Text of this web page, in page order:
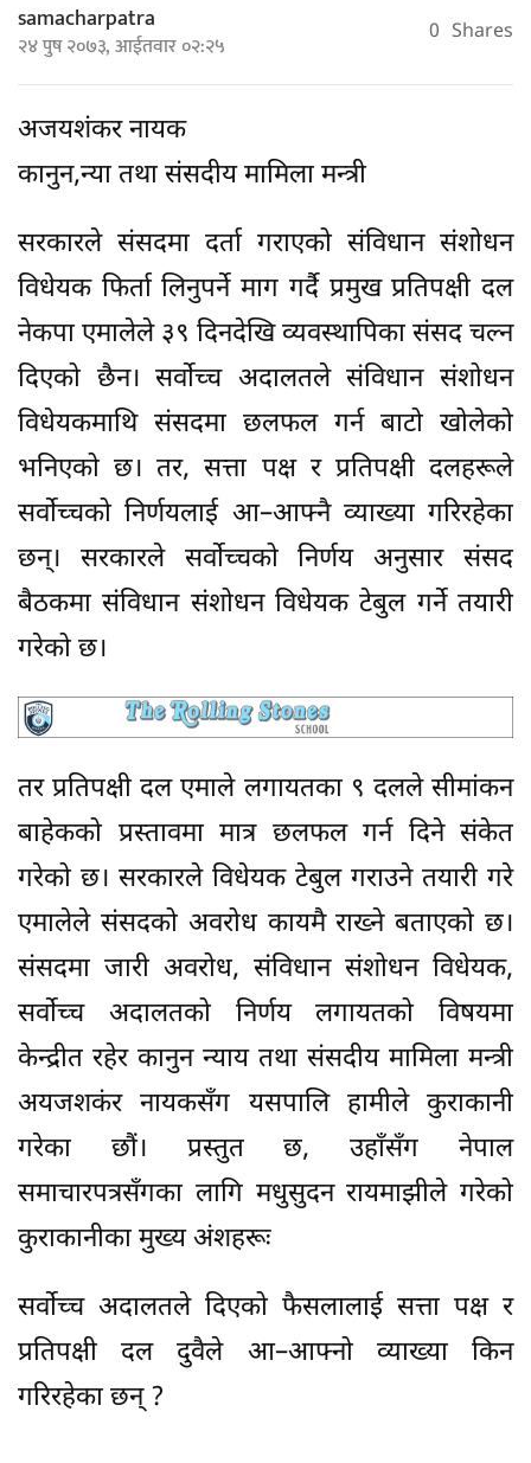
samacharpatra
२४ पुष २०७३, आईतवार ०२:२५ 0 Shares
अजयशंकर नायक
कानुन,न्या तथा संसदीय मामिला मन्त्री
सरकारले संसदमा दर्ता गराएको संविधान संशोधन
विधेयक फिर्ता लिनुपर्ने माग गर्दै प्रमुख प्रतिपक्षी दल
नेकपा एमालेले ३९ दिनदेखि व्यवस्थापिका संसद चल्न
दिएको छैन। सर्वोच्च अदालतले संविधान संशोधन
विधेयकमाथि संसदमा छलफल गर्न बाटो खोलेको
भनिएको छ। तर, सत्ता पक्ष र प्रतिपक्षी दलहरूले
सर्वोच्चको निर्णयलाई आ–आफ्नै व्याख्या गरिरहेका
छन्। सरकारले सर्वोच्चको निर्णय अनुसार संसद
बैठकमा संविधान संशोधन विधेयक टेबुल गर्ने तयारी
गरेको छ।
तर प्रतिपक्षी दल एमाले लगायतका ९ दलले सीमांकन
बाहेकको प्रस्तावमा मात्र छलफल गर्न दिने संकेत
गरेको छ। सरकारले विधेयक टेबुल गराउने तयारी गरे
एमालेले संसदको अवरोध कायमै राख्ने बताएको छ।
संसदमा जारी अवरोध, संविधान संशोधन विधेयक,
सर्वोच्च अदालतको निर्णय लगायतको विषयमा
केन्द्रीत रहेर कानुन न्याय तथा संसदीय मामिला मन्त्री
अयजशकंर नायकसँग यसपालि हामीले कुराकानी
गरेका छौं। प्रस्तुत छ, उहाँसँग नेपाल
समाचारपत्रसँगका लागि मधुसुदन रायमाझीले गरेको
कुराकानीका मुख्य अंशहरूः
सर्वोच्च अदालतले दिएको फैसलालाई सत्ता पक्ष र
प्रतिपक्षी दल दुवैले आ–आफ्नो व्याख्या किन
गरिरहेका छन् ?